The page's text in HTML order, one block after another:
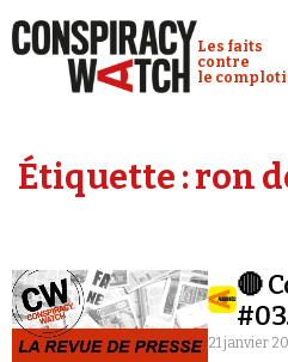
Conspiracy
Les faits
contre
le
Analyses
Vidéos
Émissions
Étiquette :ron
🔴
21 janvier